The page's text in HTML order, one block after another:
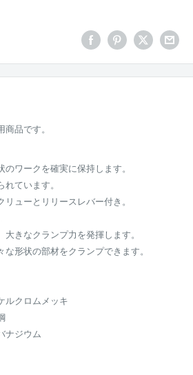
品です。
ワークを確実に保持します。
ています。
ューとリリースレバー付き。
きなクランプ力を発揮します。
形状の部材をクランプできます。
ルクロムメッキ
ナジウム